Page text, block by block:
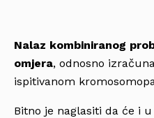
Nalaz kombiniranog
omjera, odnosno
ispitivanom
Bitno je naglasiti da će i